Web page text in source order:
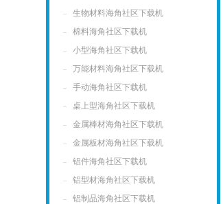
生物材料海角社区下载机
棉料海角社区下载机
小型海角社区下载机
万能材料海角社区下载机
手动海角社区下载机
桌上型海角社区下载机
金属棒材海角社区下载机
金属板材海角社区下载机
铝件海角社区下载机
铝型材海角社区下载机
铝制品海角社区下载机